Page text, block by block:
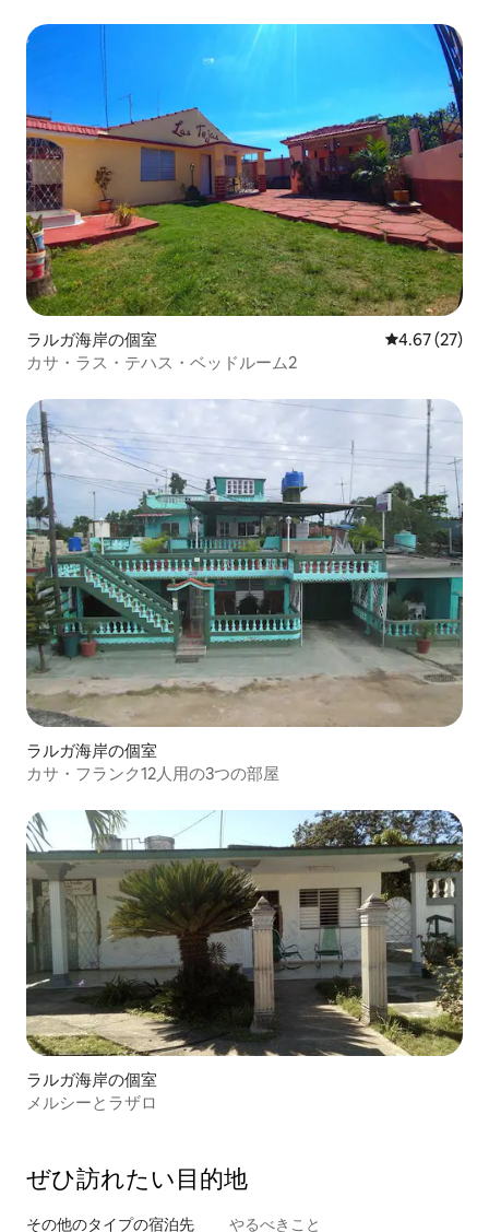
ラルガ海岸の個室 レビュー27
4.67 (27)
カサ・ラス・テハス・ベッドルーム2
ラルガ海岸の個室
カサ・フランク12人用の3つの部屋
ラルガ海岸の個室
メルシーとラザロ
ぜひ訪⁠れ⁠た⁠い目⁠的⁠地
その他のタ⁠イ⁠プ⁠の宿⁠泊⁠先 やるべきこと